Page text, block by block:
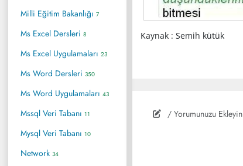
Milli Eğitim Bakanlığı 7
Ms Excel Dersleri 8
Ms Excel Uygulamaları 23
Ms Word Dersleri 350
Ms Word Uygulamaları 43
Mssql Veri Tabanı 11
Mysql Veri Tabanı 10
Network 34
Kaynak : Semih kütük
/ Yorumunuzu Ekleyin